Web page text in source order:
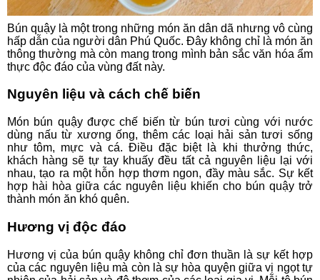
Bún quậy là một trong những món ăn dân dã nhưng vô cùng
hấp dẫn của người dân Phú Quốc. Đây không chỉ là món ăn
thông thường mà còn mang trong mình bản sắc văn hóa ẩm
thực độc đáo của vùng đất này.
Nguyên liệu và cách chế biến
Món bún quậy được chế biến từ bún tươi cùng với nước
dùng nấu từ xương ống, thêm các loại hải sản tươi sống
như tôm, mực và cá. Điều đặc biệt là khi thưởng thức,
khách hàng sẽ tự tay khuấy đều tất cả nguyên liệu lại với
nhau, tạo ra một hỗn hợp thơm ngon, đầy màu sắc. Sự kết
hợp hài hòa giữa các nguyên liệu khiến cho bún quậy trở
thành món ăn khó quên.
Hương vị độc đáo
Hương vị của bún quậy không chỉ đơn thuần là sự kết hợp
của các nguyên liệu mà còn là sự hòa quyện giữa vị ngọt tự